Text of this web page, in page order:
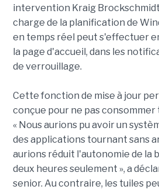
intervention Kraig
charge de la planification de
en temps réel peut s'effectuer
la page d'accueil, dans les
de verrouillage.
Cette fonction de mise à jour
conçue pour ne pas
« Nous aurions pu avoir un
des applications tournant sans
aurions réduit l'autonomie de la
deux heures seulement », a
senior. Au contraire, les tuiles